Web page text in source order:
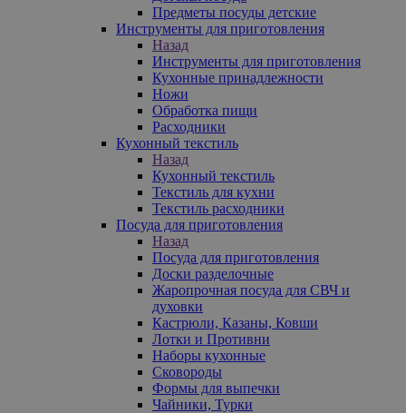
Предметы посуды детские
Инструменты для приготовления
Назад
Инструменты для приготовления
Кухонные принадлежности
Ножи
Обработка пищи
Расходники
Кухонный текстиль
Назад
Кухонный текстиль
Текстиль для кухни
Текстиль расходники
Посуда для приготовления
Назад
Посуда для приготовления
Доски разделочные
Жаропрочная посуда для СВЧ и
духовки
Кастрюли, Казаны, Ковши
Лотки и Противни
Наборы кухонные
Сковороды
Формы для выпечки
Чайники, Турки